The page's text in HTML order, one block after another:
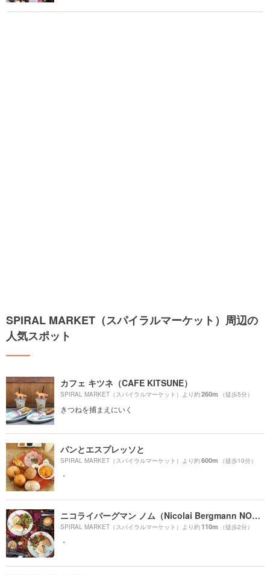
SPIRAL MARKET（スパイラルマーケット）周辺の
人気スポット
カフェ キツネ（CAFE KITSUNE）
SPIRAL MARKET（スパイラルマーケット）より約260m （徒歩5分）
きつねを捕まえにいく
パンとエスプレッソと
SPIRAL MARKET（スパイラルマーケット）より約600m （徒歩10分）
・
ニコライバーグマン ノム（Nicolai Bergmann NOMU ）
SPIRAL MARKET（スパイラルマーケット）より約110m （徒歩2分）
・